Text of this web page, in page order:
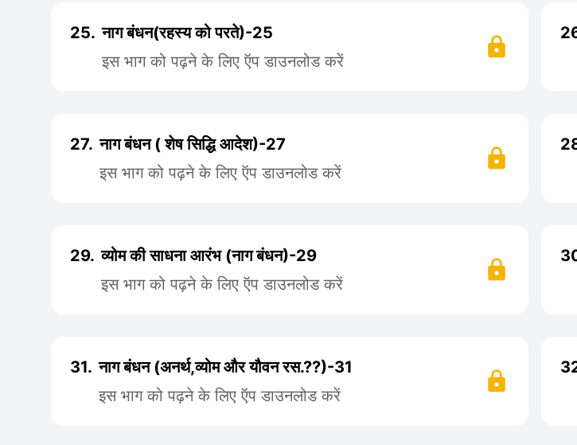
25. नाग बंधन(रहस्य को परते)-25
इस भाग को पढ़ने के लिए ऍप डाउनलोड करें
27. नाग बंधन ( शेष सिद्धि आदेश)-27
इस भाग को पढ़ने के लिए ऍप डाउनलोड करें
29. व्योम की साधना आरंभ (नाग बंधन)-29
इस भाग को पढ़ने के लिए ऍप डाउनलोड करें
31. नाग बंधन (अनर्थ,व्योम और यौवन रस.??)-31
इस भाग को पढ़ने के लिए ऍप डाउनलोड करें